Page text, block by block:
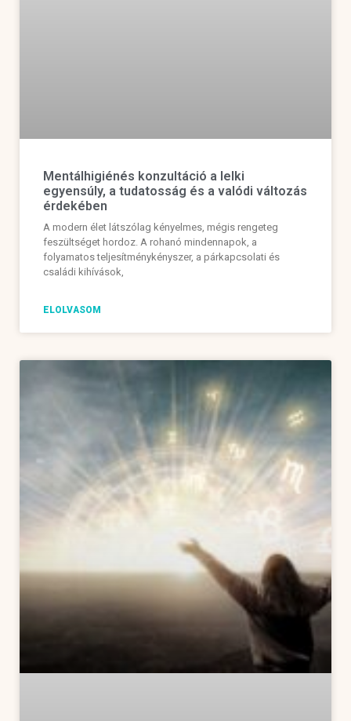
Mentálhigiénés konzultáció a lelki
egyensúly, a tudatosság és a valódi változás
érdekében
A modern élet látszólag kényelmes, mégis rengeteg
feszültséget hordoz. A rohanó mindennapok, a
folyamatos teljesítménykényszer, a párkapcsolati és
családi kihívások,
ELOLVASOM